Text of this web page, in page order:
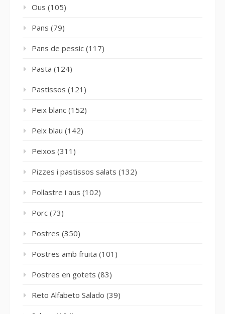
Ous (105)
Pans (79)
Pans de pessic (117)
Pasta (124)
Pastissos (121)
Peix blanc (152)
Peix blau (142)
Peixos (311)
Pizzes i pastissos salats (132)
Pollastre i aus (102)
Porc (73)
Postres (350)
Postres amb fruita (101)
Postres en gotets (83)
Reto Alfabeto Salado (39)